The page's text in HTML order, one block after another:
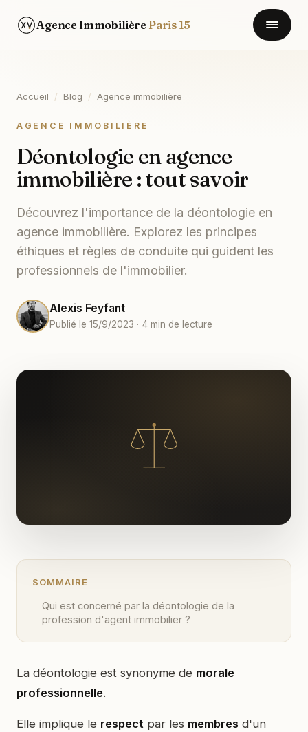
Agence Immobilière Paris 15
Accueil / Blog / Agence immobilière
AGENCE IMMOBILIÈRE
Déontologie en agence
immobilière : tout savoir
Découvrez l'importance de la déontologie en
agence immobilière. Explorez les principes
éthiques et règles de conduite qui guident les
professionnels de l'immobilier.
Alexis Feyfant
Publié le 15/9/2023 · 4 min de lecture
SOMMAIRE
Qui est concerné par la déontologie de la
profession d'agent immobilier ?
La déontologie est synonyme de morale
professionnelle.
Elle implique le respect par les membres d'un